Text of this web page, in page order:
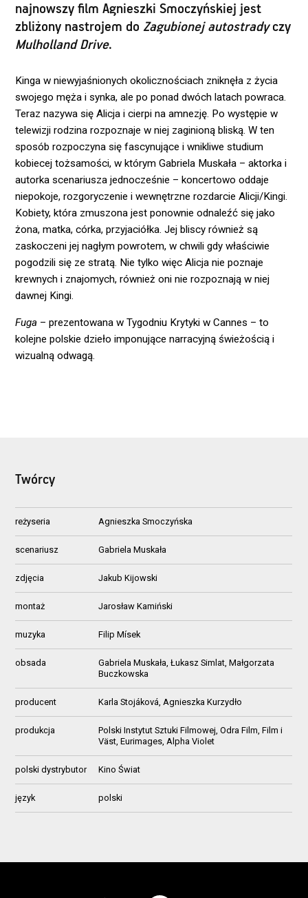
najnowszy film Agnieszki Smoczyńskiej jest
zbliżony nastrojem doZagubionej autostradyczy
Mulholland Drive.
Kinga w niewyjaśnionych okolicznościach zniknęła z życia
swojego męża i synka, ale po ponad dwóch latach powraca.
Teraz nazywa się Alicja i cierpi na amnezję. Po występie w
telewizji rodzina rozpoznaje w niej zaginioną bliską. W ten
sposób rozpoczyna się fascynujące i wnikliwe studium
kobiecej tożsamości, w którym Gabriela Muskała – aktorka i
autorka scenariusza jednocześnie – koncertowo oddaje
niepokoje, rozgoryczenie i wewnętrzne rozdarcie Alicji/Kingi.
Kobiety, która zmuszona jest ponownie odnaleźć się jako
żona, matka, córka, przyjaciółka. Jej bliscy również są
zaskoczeni jej nagłym powrotem, w chwili gdy właściwie
pogodzili się ze stratą. Nie tylko więc Alicja nie poznaje
krewnych i znajomych, również oni nie rozpoznają w niej
dawnej Kingi.
Fuga – prezentowana w Tygodniu Krytyki w Cannes – to
kolejne polskie dzieło imponujące narracyjną świeżością i
wizualną odwagą.
Twórcy
reżyseria Agnieszka Smoczyńska
scenariusz Gabriela Muskała
zdjęcia Jakub Kijowski
montaż Jarosław Kamiński
muzyka Filip Mísek
obsada
Gabriela Muskała, Łukasz Simlat, Małgorzata
Buczkowska
producent Karla Stojáková, Agnieszka Kurzydło
produkcja
Polski Instytut Sztuki Filmowej, Odra Film, Film i
Väst, Eurimages, Alpha Violet
polski dystrybutor Kino Świat
język polski